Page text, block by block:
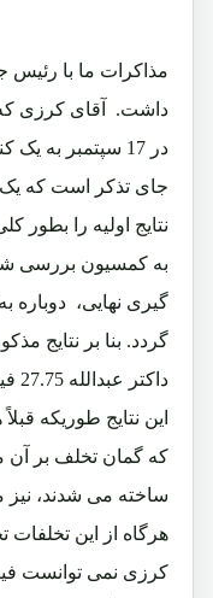
مذاکرات ما با رئیس
داشت. آقای کرزی که
در 17 سپتمبر
جای تذکر است که
نتایج اولیه را بطور
به کمسیون بررسی
گیری نهایی، دوباره
این نتایج طوریکه
که گمان تخلف بر آن
ساخته می شدند،
هرگاه از این